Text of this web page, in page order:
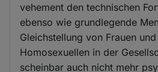
vehement den technischen
ebenso wie grundlegende
Gleichstellung von Frauen
Homosexuellen in der
scheinbar auch nicht mehr